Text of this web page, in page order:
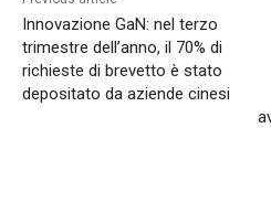
Innovazione GaN: nel terzo
trimestre dell’anno, il 70% di
richieste di brevetto è stato
depositato da aziende cinesi